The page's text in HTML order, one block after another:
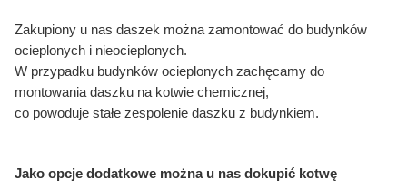
Zakupiony u nas daszek można zamontować do budynków
ocieplonych i nieocieplonych.
W przypadku budynków ocieplonych zachęcamy do
montowania daszku na kotwie chemicznej,
co powoduje stałe zespolenie daszku z budynkiem.
Jako opcje dodatkowe można u nas dokupić kotwę